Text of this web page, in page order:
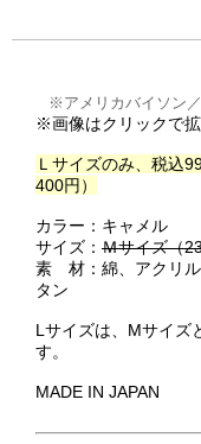
※アメリカバイソン
※画像はクリックで拡
Ｌサイズのみ、税込
400円）
カラー：キャメル
サイズ： Ｍサイズ（
素 材：綿、アクリル
タン
Lサイズは、Mサイズ
す。
MADE IN JAPAN